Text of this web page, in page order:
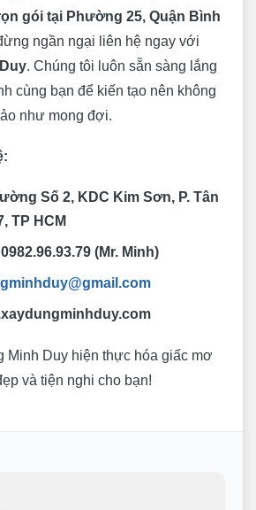
gói tại Phường 25, Quận Bình
ngần ngại liên hệ ngay với
. Chúng tôi luôn sẵn sàng lắng
cùng bạn để kiến tạo nên không
như mong đợi.
Số 2, KDC Kim Sơn, P. Tân
TP HCM
0982.96.93.79 (Mr. Minh)
Minh Duy hiện thực hóa giấc mơ
và tiện nghi cho bạn!